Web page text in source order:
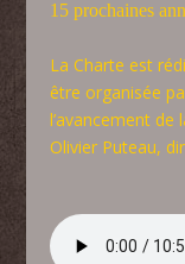
15 prochaines
La Charte est
être organisée
l’avancement de
Olivier Puteau,